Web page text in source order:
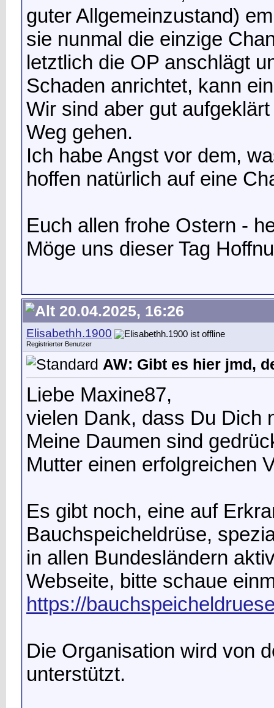
guter Allgemeinzustand)
sie nunmal die einzige
letztlich die OP anschlägt
Schaden anrichtet, kann
Wir sind aber gut
Weg gehen.
Ich habe Angst vor dem,
hoffen natürlich auf eine
Euch allen frohe Ostern -
Möge uns dieser Tag
20.04.2025, 16:26
Elisabethh.1900
Registrierter Benutzer
AW: Gibt es hier jmd,
Liebe Maxine87,
vielen Dank, dass Du Dich
Meine Daumen sind
Mutter einen erfolgreichen
Es gibt noch, eine auf
Bauchspeicheldrüse,
in allen Bundesländern
Webseite, bitte schaue
https://
Die Organisation wird von
unterstützt.